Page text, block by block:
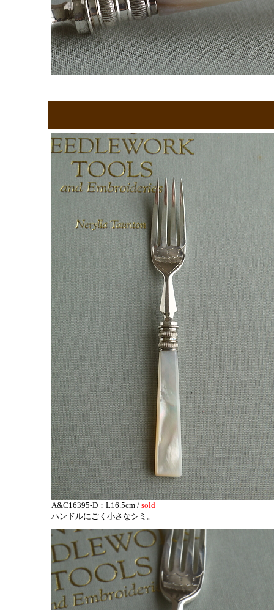
A&C16395-D：L16.5cm / sold
ハンドルにごく小さなシミ。